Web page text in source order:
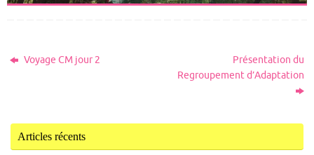
Voyage CM jour 2
Présentation du
Regroupement d’Adaptation
Articles récents